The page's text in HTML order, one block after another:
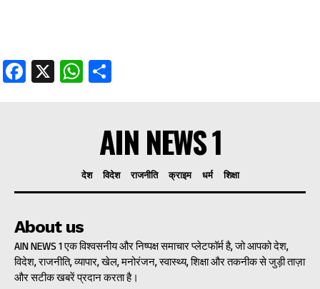
Facebook
X WhatsApp
AIN NEWS 1
देश विदेश राजनीति क्राइम धर्म शिक्षा
About us
AIN NEWS 1 एक विश्वसनीय और निष्पक्ष समाचार प्लेटफॉर्म है, जो आपको देश,
विदेश, राजनीति, व्यापार, खेल, मनोरंजन, स्वास्थ्य, शिक्षा और तकनीक से जुड़ी ताज़ा
और सटीक खबरें प्रदान करता है।